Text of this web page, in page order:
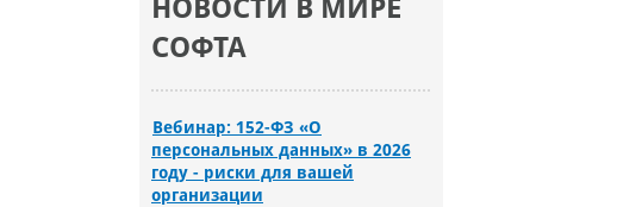
НОВОСТИ В МИРЕ
СОФТА
Вебинар: 152-ФЗ «О
персональных данных» в 2026
году - риски для вашей
организации